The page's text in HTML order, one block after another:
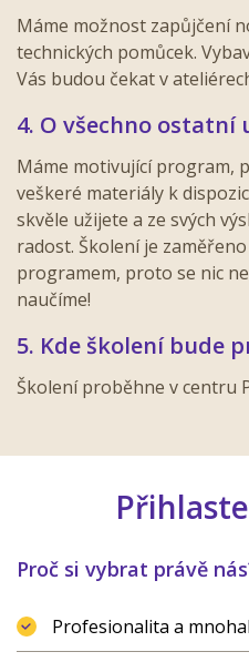
Máme možnost zapůjčení
technických pomůcek.
Vás budou čekat v
4. O všechno ostatní
Máme motivující program,
veškeré materiály k
skvěle užijete a ze svých
radost. Školení je
programem, proto se nic
naučíme!
5. Kde školení bude
Školení proběhne v centru
Proč si vybrat právě
Profesionalita a